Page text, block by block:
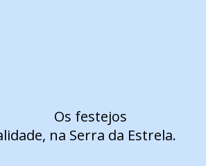
Os festejos
na Serra da Estrela.